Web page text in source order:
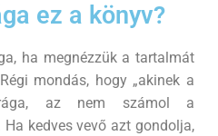
ez a könyv?
ha megnézzük a tartalmát
mondás, hogy „akinek a
az nem számol a
kedves vevő azt gondolja,